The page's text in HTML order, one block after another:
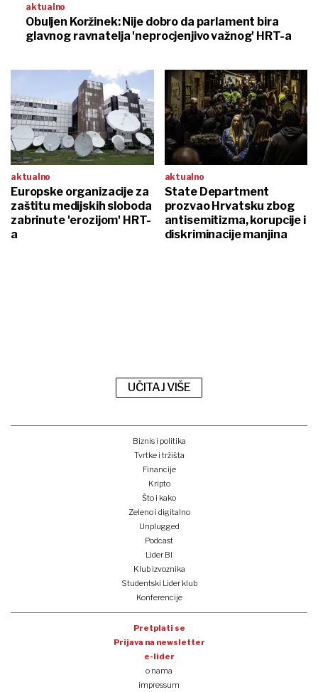
aktualno
Obuljen Koržinek: Nije dobro da parlament bira
glavnog ravnatelja 'neprocjenjivo važnog' HRT-a
aktualno
Europske organizacije za
zaštitu medijskih sloboda
zabrinute 'erozijom' HRT-
a
aktualno
State Department
prozvao Hrvatsku zbog
antisemitizma, korupcije i
diskriminacije manjina
UČITAJ VIŠE
Biznis i politika
Tvrtke i tržišta
Financije
Kripto
Što i kako
Zeleno i digitalno
Unplugged
Podcast
Lider BI
Klub izvoznika
Studentski Lider klub
Konferencije
Pretplati se
Prijava na newsletter
e-lider
o nama
impressum